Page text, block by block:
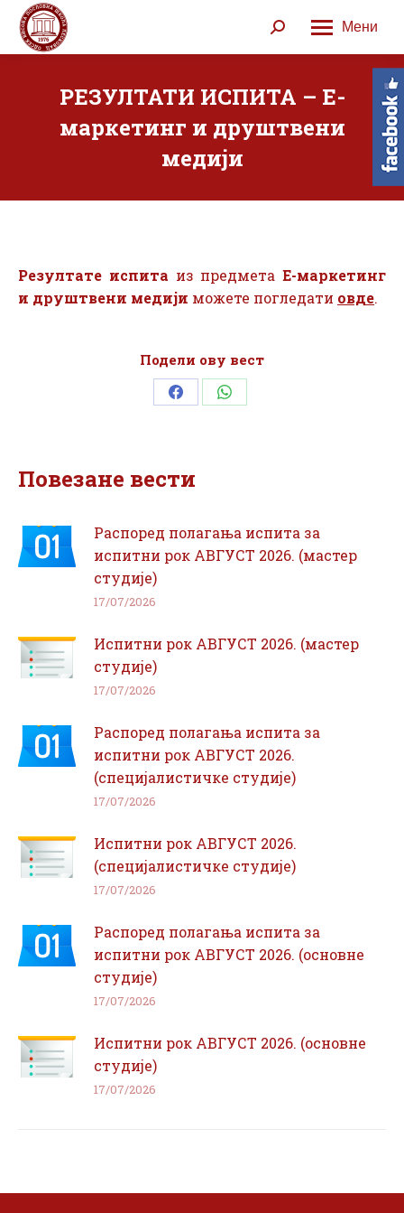
Мени
Search:
РЕЗУЛТАТИ ИСПИТА – Е-
маркетинг и друштвени
медији
Резултате испита из предмета Е-маркетинг
и друштвени медији можете погледати овде.
Подели ову вест
Share Share
Повезане вести
Распоред полагања испита за
испитни рок АВГУСТ 2026. (мастер
студије)
17/07/2026
Испитни рок АВГУСТ 2026. (мастер
студије)
17/07/2026
Распоред полагања испита за
испитни рок АВГУСТ 2026.
(специјалистичке студије)
17/07/2026
Испитни рок АВГУСТ 2026.
(специјалистичке студије)
17/07/2026
Распоред полагања испита за
испитни рок АВГУСТ 2026. (основне
студије)
17/07/2026
Испитни рок АВГУСТ 2026. (основне
студије)
17/07/2026